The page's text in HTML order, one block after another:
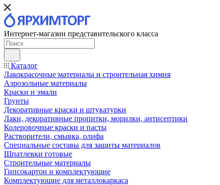
Интернет-магазин представительского класса
Каталог
Лакокрасочные материалы и строительная химия
Аэрозольные материалы
Краски и эмали
Грунты
Декоративные краски и штукатурки
Лаки, декоративные пропитки, морилки, антисептики
Колеровочные краски и пасты
Растворители, смывка, олифа
Специальные составы для защиты материалов
Шпатлевки готовые
Строительные материалы
Гипсокартон и комплектующие
Комплектующие для металлокаркаса